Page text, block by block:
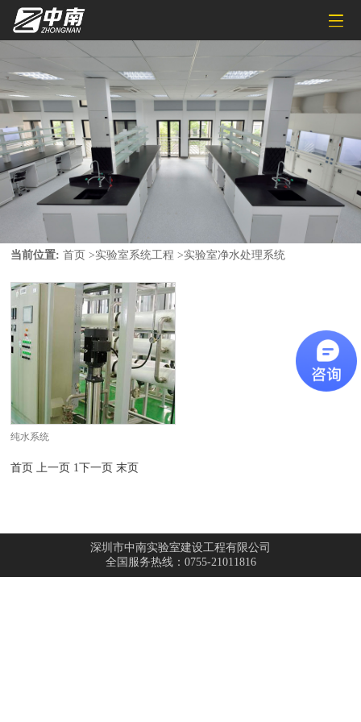
当前位置: 首页 >实验室系统工程 >实验室净水处理系统
纯水系统
首页 上一页 1下一页 末页
深圳市中南实验室建设工程有限公司
全国服务热线：0755-21011816